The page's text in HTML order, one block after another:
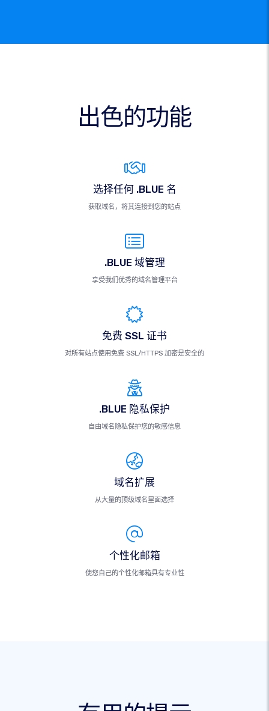
出色的功能
选择任何 .BLUE 名
获取域名，将其连接到您的站点
.BLUE 域管理
享受我们优秀的域名管理平台
免费 SSL 证书
对所有站点使用免费 SSL/HTTPS 加密是安全的
.BLUE 隐私保护
自由域名隐私保护您的敏感信息
域名扩展
从大量的顶级域名里面选择
个性化邮箱
使您自己的个性化邮箱具有专业性